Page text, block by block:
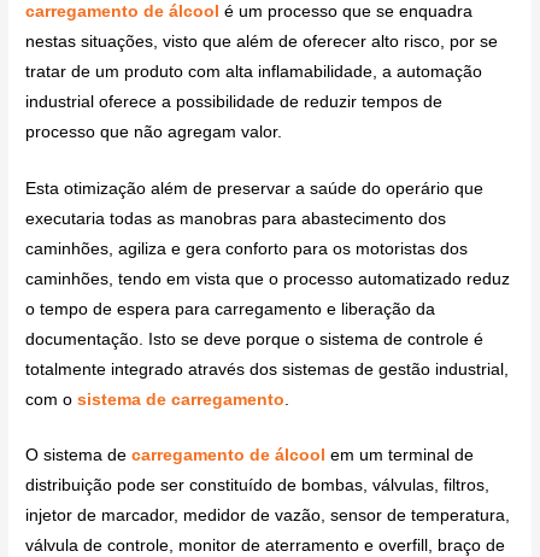
carregamento de álcool é um processo que se enquadra
nestas situações, visto que além de oferecer alto risco, por se
tratar de um produto com alta inflamabilidade, a automação
industrial oferece a possibilidade de reduzir tempos de
processo que não agregam valor.
Esta otimização além de preservar a saúde do operário que
executaria todas as manobras para abastecimento dos
caminhões, agiliza e gera conforto para os motoristas dos
caminhões, tendo em vista que o processo automatizado reduz
o tempo de espera para carregamento e liberação da
documentação. Isto se deve porque o sistema de controle é
totalmente integrado através dos sistemas de gestão industrial,
com osistema de carregamento
O sistema decarregamento de álcool em um terminal de
distribuição pode ser constituído de bombas, válvulas, filtros,
injetor de marcador, medidor de vazão, sensor de temperatura,
válvula de controle, monitor de aterramento e overfill, braço de